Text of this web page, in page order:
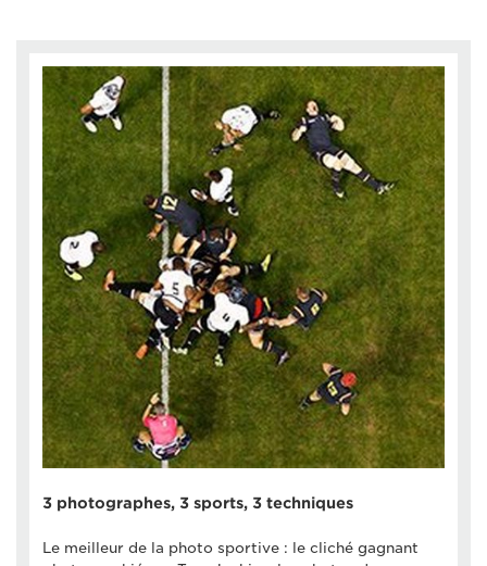
3 photographes, 3 sports, 3 techniques
Le meilleur de la photo sportive : le cliché gagnant